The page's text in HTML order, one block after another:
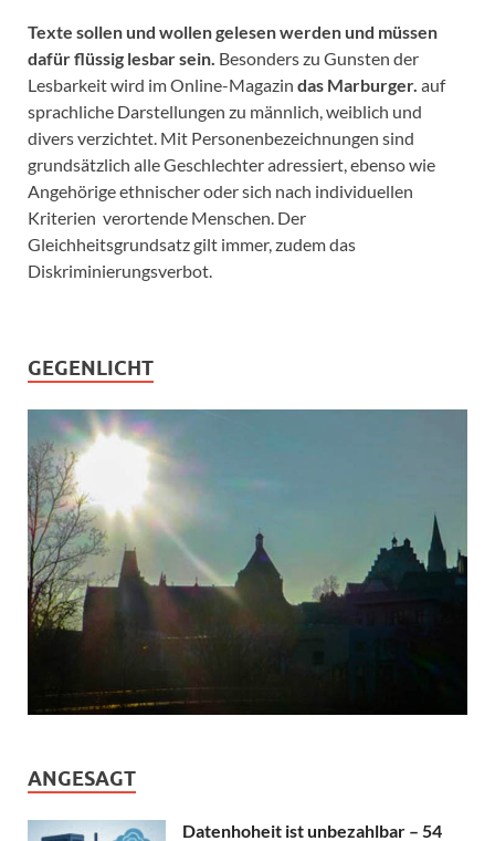
Texte sollen und wollen gelesen werden und müssen
dafür flüssig lesbar sein. Besonders zu Gunsten der
Lesbarkeit wird im Online-Magazin das Marburger. auf
sprachliche Darstellungen zu männlich, weiblich und
divers verzichtet. Mit Personenbezeichnungen sind
grundsätzlich alle Geschlechter adressiert, ebenso wie
Angehörige ethnischer oder sich nach individuellen
Kriterien verortende Menschen. Der
Gleichheitsgrundsatz gilt immer, zudem das
Diskriminierungsverbot.
GEGENLICHT
ANGESAGT
Datenhoheit ist unbezahlbar – 54